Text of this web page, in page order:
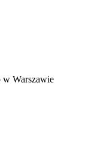
w Warszawie